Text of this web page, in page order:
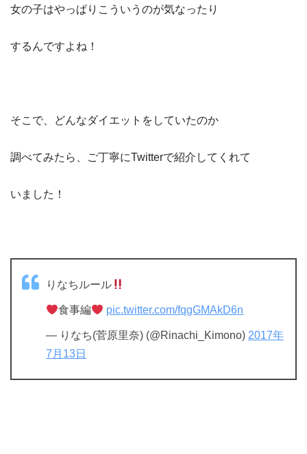
女の子はやっぱりこういうのが気なったり
するんですよね！
そこで、どんなダイエットをしていたのか
調べてみたら、ご丁寧にTwitterで紹介してくれて
いました！
りなちルール
食事編 pic.twitter.com/fqgGMAkD6n
— りなち(菅原里奈) (@Rinachi_Kimono) 2017年
7月13日